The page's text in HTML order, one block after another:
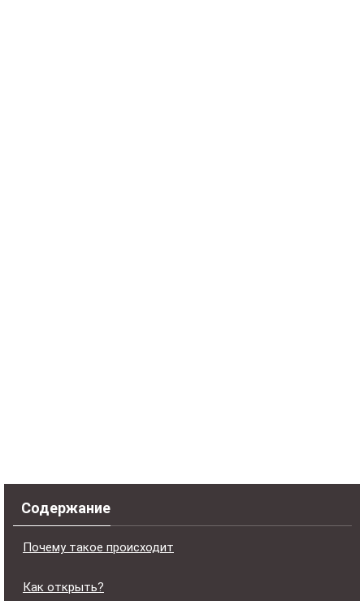
Содержание
Почему такое происходит
Как открыть?